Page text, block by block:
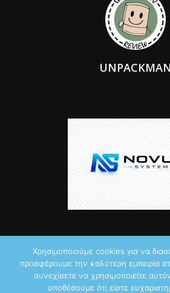
UNPACKMAN
© 2026 by iTechNews.gr
Χρησιμοποιούμε cookies για να
προσφέρουμε την καλύτερη εμπειρία
συνεχίσετε να χρησιμοποιείτε
υποθέσουμε ότι είστε